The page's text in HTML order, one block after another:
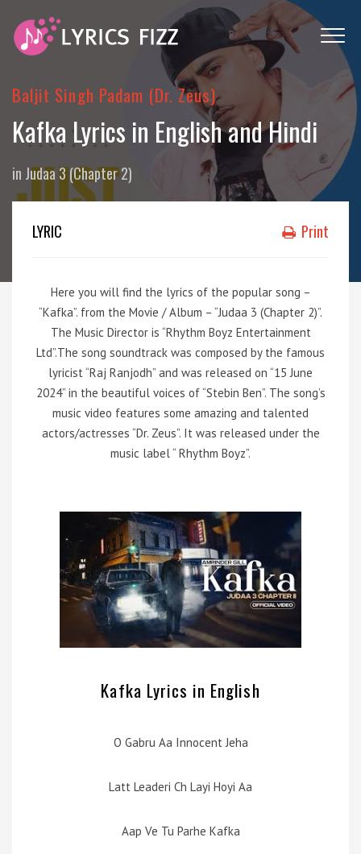
Baljit Singh Padam (Dr. Zeus)
Kafka Lyrics in English and Hindi
in Judaa 3 (Chapter 2)
LYRIC Print
Here you will find the lyrics of the popular song –
“Kafka”. from the Movie / Album – “Judaa 3 (Chapter 2)”.
The Music Director is “Rhythm Boyz Entertainment
Ltd”.The song soundtrack was composed by the famous
lyricist “Raj Ranjodh” and was released on “15 June
2024” in the beautiful voices of “Stebin Ben”. The song’s
music video features some amazing and talented
actors/actresses “Dr. Zeus”. It was released under the
music label “ Rhythm Boyz”.
Kafka Lyrics in English
O Gabru Aa Innocent Jeha
Latt Leaderi Ch Layi Hoyi Aa
Aap Ve Tu Parhe Kafka